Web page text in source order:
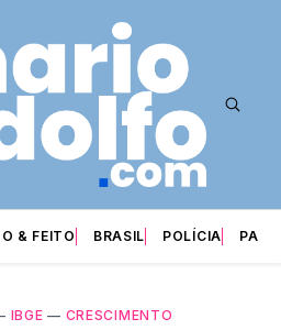
& FEITO BRASIL POLÍCIA
IBGE — CRESCIMENTO